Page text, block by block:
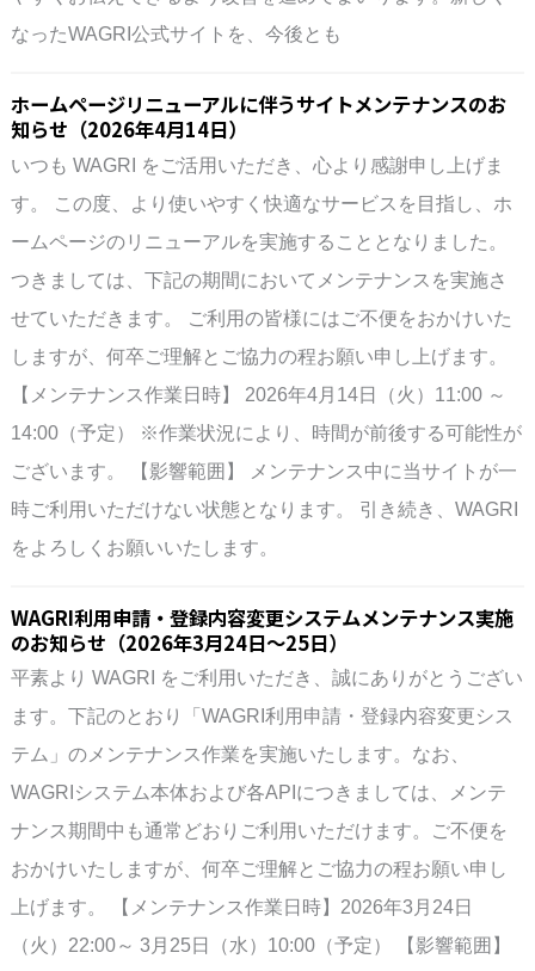
なったWAGRI公式サイトを、今後とも
ホームページリニューアルに伴うサイトメンテナンスのお
知らせ（2026年4月14日）
いつも WAGRI をご活用いただき、心より感謝申し上げま
す。 この度、より使いやすく快適なサービスを目指し、ホ
ームページのリニューアルを実施することとなりました。
つきましては、下記の期間においてメンテナンスを実施さ
せていただきます。 ご利用の皆様にはご不便をおかけいた
しますが、何卒ご理解とご協力の程お願い申し上げます。
【メンテナンス作業日時】 2026年4月14日（火）11:00 ～
14:00（予定） ※作業状況により、時間が前後する可能性が
ございます。 【影響範囲】 メンテナンス中に当サイトが一
時ご利用いただけない状態となります。 引き続き、WAGRI
をよろしくお願いいたします。
WAGRI利用申請・登録内容変更システムメンテナンス実施
のお知らせ（2026年3月24日～25日）
平素より WAGRI をご利用いただき、誠にありがとうござい
ます。下記のとおり「WAGRI利用申請・登録内容変更シス
テム」のメンテナンス作業を実施いたします。なお、
WAGRIシステム本体および各APIにつきましては、メンテ
ナンス期間中も通常どおりご利用いただけます。ご不便を
おかけいたしますが、何卒ご理解とご協力の程お願い申し
上げます。 【メンテナンス作業日時】2026年3月24日
（火）22:00～ 3月25日（水）10:00（予定） 【影響範囲】